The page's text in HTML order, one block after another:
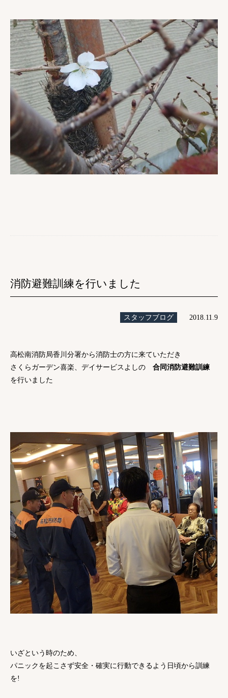
消防避難訓練を行いました
スタッフブログ 2018.11.9
高松南消防局香川分署から消防士の方に来ていただき
さくらガーデン喜楽、デイサービスよしの 合同消防避難訓練
を行いました
いざという時のため、
パニックを起こさず安全・確実に行動できるよう日頃から訓練
を!